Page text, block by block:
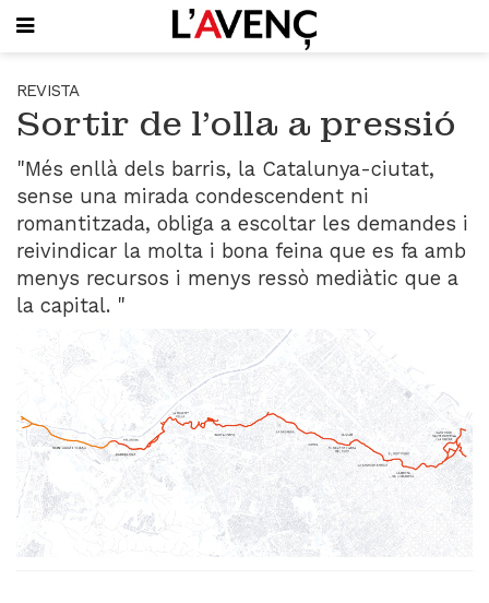
PORTADA
QUI SOM
L'AVENÇ PAPER
PLECS D'HISTÒRIA LOCAL
LLIBRES
AGENDA
VIDEOTECA
Focus
Entrevistes
Actualitat
El llibre de la setmana
Mirador
Videoteca
Termes legals
SUBSCRIU-T'HI
REVISTA
Sortir de l'olla a pressió
"Més enllà dels barris, la Catalunya-ciutat,
sense una mirada condescendent ni
romantitzada, obliga a escoltar les demandes i
reivindicar la molta i bona feina que es fa amb
menys recursos i menys ressò mediàtic que a
la capital. "